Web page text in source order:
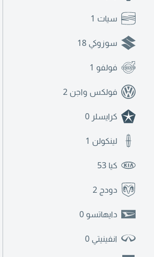
سيات 1
سوزوكي 18
فولفو 1
فولكس واجن 2
كرايسلر 0
لينكولن 1
كيا 53
دودج 2
دايهاتسو 0
انفينيتي 0